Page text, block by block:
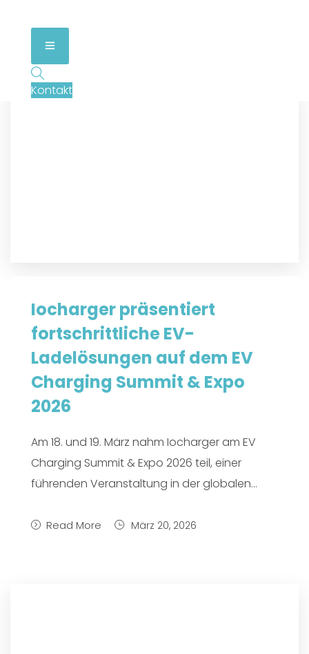
Kontakt
Iocharger präsentiert
fortschrittliche EV-
Ladelösungen auf dem EV
Charging Summit & Expo
2026
Am 18. und 19. März nahm Iocharger am EV
Charging Summit & Expo 2026 teil, einer
führenden Veranstaltung in der globalen...
Read More März 20, 2026